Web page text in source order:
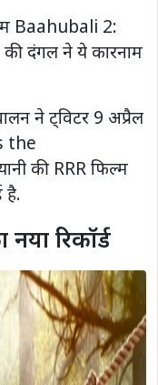
Baahubali 2:
दंगल ने ये कारनाम
ने ट्विटर 9 अप्रैल
the
की RRR फिल्म
है.
रिकॉर्ड